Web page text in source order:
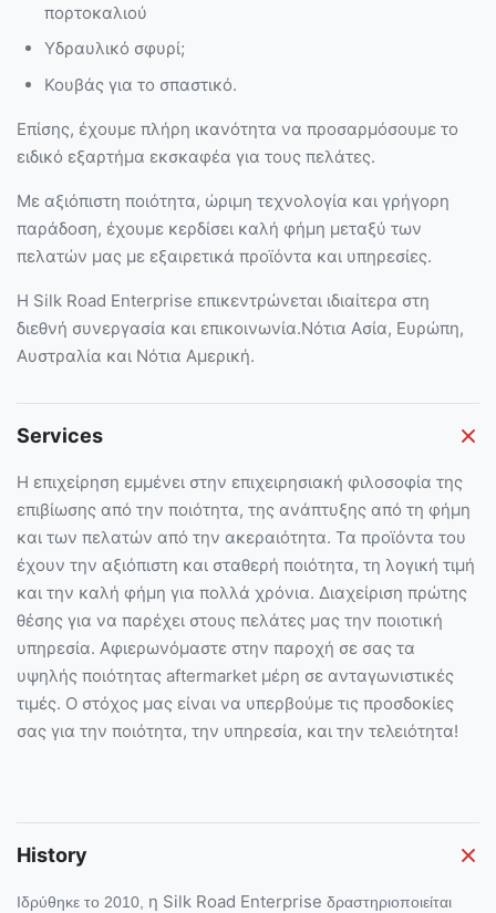
πορτοκαλιού
Υδραυλικό σφυρί;
Κουβάς για το σπαστικό.
Επίσης, έχουμε πλήρη ικανότητα να προσαρμόσουμε το
ειδικό εξαρτήμα εκσκαφέα για τους πελάτες.
Με αξιόπιστη ποιότητα, ώριμη τεχνολογία και γρήγορη
παράδοση, έχουμε κερδίσει καλή φήμη μεταξύ των
πελατών μας με εξαιρετικά προϊόντα και υπηρεσίες.
Η Silk Road Enterprise επικεντρώνεται ιδιαίτερα στη
διεθνή συνεργασία και επικοινωνία.Νότια Ασία, Ευρώπη,
Αυστραλία και Νότια Αμερική.
Services
Η επιχείρηση εμμένει στην επιχειρησιακή φιλοσοφία της
επιβίωσης από την ποιότητα, της ανάπτυξης από τη φήμη
και των πελατών από την ακεραιότητα. Τα προϊόντα του
έχουν την αξιόπιστη και σταθερή ποιότητα, τη λογική τιμή
και την καλή φήμη για πολλά χρόνια. Διαχείριση πρώτης
θέσης για να παρέχει στους πελάτες μας την ποιοτική
υπηρεσία. Αφιερωνόμαστε στην παροχή σε σας τα
υψηλής ποιότητας aftermarket μέρη σε ανταγωνιστικές
τιμές. Ο στόχος μας είναι να υπερβούμε τις προσδοκίες
σας για την ποιότητα, την υπηρεσία, και την τελειότητα!
History
Ιδρύθηκε το 2010, η Silk Road Enterprise δραστηριοποιείται